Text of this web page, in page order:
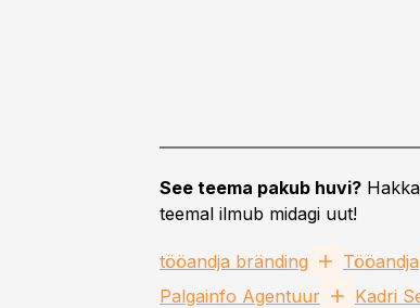
See teema pakub huvi?
teemal ilmub midagi uut!
tööandja bränding Tööandja
Palgainfo Agentuur
Kadri